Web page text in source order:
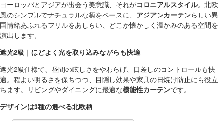
ヨーロッパとアジアが出会う美意識、それがコロニアルスタイル。北欧
風のシンプルでナチュラルな柄をベースに、 アジアンカーテンらしい異
国情緒あふれるフリルをあしらい、どこか懐かしく温かみのある空間を
演出します。
遮光2級｜ほどよく光を取り込みながらも快適
遮光2級仕様で、昼間の眩しさをやわらげ、日差しのコントロールも快
適。程よい明るさを保ちつつ、目隠し効果や家具の日焼け防止にも役立
ちます。リビングやダイニングに最適な機能性カーテンです。
デザインは3種の選べる北欧柄